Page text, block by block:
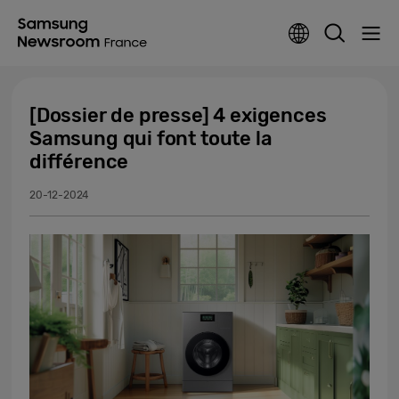
[Dossier de presse] 4 exigences
Samsung qui font toute la
différence
20-12-2024